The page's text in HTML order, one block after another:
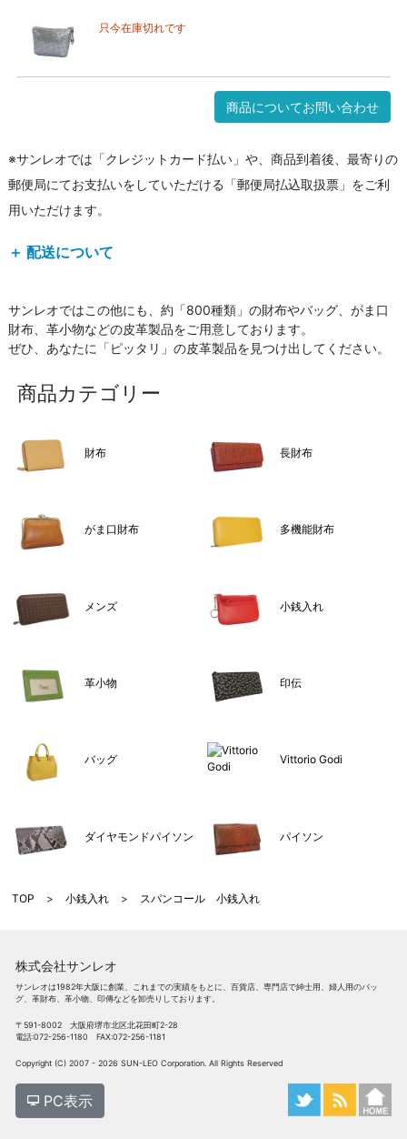
只今在庫切れです
商品についてお問い合わせ
※サンレオでは「クレジットカード払い」や、商品到着後、最寄りの
郵便局にてお支払いをしていただける「郵便局払込取扱票」をご利
用いただけます。
＋ 配送について
サンレオではこの他にも、約「800種類」の財布やバッグ、がま口
財布、革小物などの皮革製品をご用意しております。
ぜひ、あなたに「ピッタリ」の皮革製品を見つけ出してください。
商品カテゴリー
財布 長財布
がま口財布 多機能財布
メンズ 小銭入れ
革小物 印伝
バッグ Vittorio Godi
ダイヤモンドパイソン パイソン
TOP > 小銭入れ > スパンコール 小銭入れ
株式会社サンレオ
サンレオは1982年大阪に創業、これまでの実績をもとに、百貨店、専門店で紳士用、婦人用のバッ
グ、革財布、革小物、印傳などを卸売りしております。
〒591-8002 大阪府堺市北区北花田町2-28
電話:072-256-1180 FAX:072-256-1181
Copyright (C) 2007 - 2026 SUN-LEO Corporation. All Rights Reserved
PC表示